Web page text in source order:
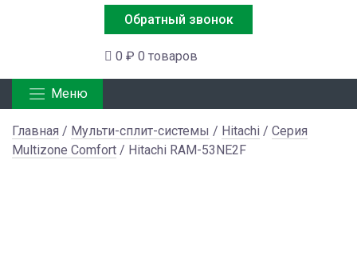
Обратный звонок
0 ₽ 0 товаров
Меню
Главная / Мульти-сплит-системы / Hitachi / Серия
Multizone Comfort / Hitachi RAM-53NE2F